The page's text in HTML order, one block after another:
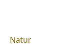
Natur